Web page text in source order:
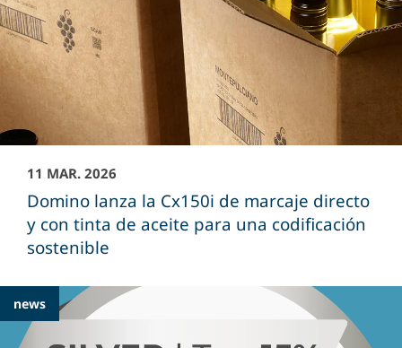
11 MAR. 2026
Domino lanza la Cx150i de marcaje directo
y con tinta de aceite para una codificación
sostenible
news